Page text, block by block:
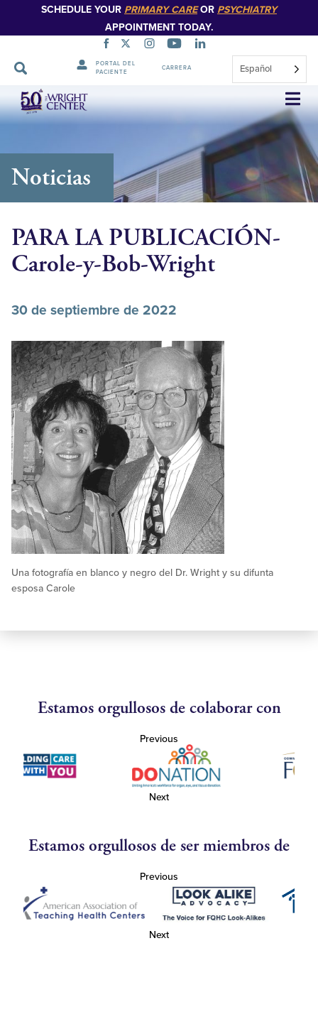
SCHEDULE YOUR PRIMARY CAREOR PSYCHIATRY
APPOINTMENT TODAY.
PORTAL DEL
PACIENTE
CARRERA Español
Saltar
navegación
Noticias
PARA LA PUBLICACIÓN-
Carole-y-Bob-Wright
30 de septiembre de 2022
Una fotografía en blanco y negro del Dr. Wright y su difunta
esposa Carole
Estamos orgullosos de colaborar con
Previous
Next
Estamos orgullosos de ser miembros de
Previous
Next